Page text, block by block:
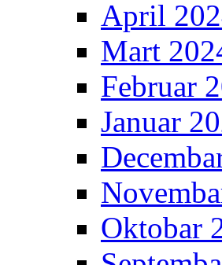
April
Mart
Februar
Januar
Oktobar